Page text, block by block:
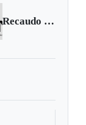
Recaudo de impuestos en Colombia creció 7.4% en el primer trimestrre de 2017